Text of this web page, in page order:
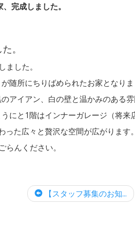
完成しました。
。
した。
随所にちりばめられたお家となりま
アイアン、白の壁と温かみのある
にと1階はインナーガレージ（将
た広々と贅沢な空間が広がります。
んください。
【スタッフ募集のお知...